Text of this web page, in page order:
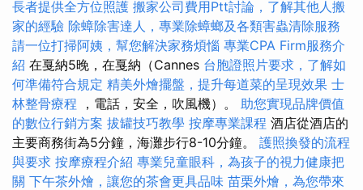
長者提供全方位照護 搬家公司費用Ptt討論，了解其他人搬
家的經驗 除蟑除害達人，專業除蟑螂及各類害蟲清除服務
請一位打掃阿姨，幫您解決家務煩惱 專業CPA Firm服務介
紹 在戛納5晚，在戛納（Cannes 台胞證照片要求，了解如
何準備符合規定 精美外燴擺盤，提升每道菜的呈現效果 士
林整骨療程 ，電話，安全，吹風機）。 助您實現品牌價值
的數位行銷方案 拔罐技巧教學 按摩專業課程 酒店從酒店的
主要商務街為5分鐘，海灘步行8-10分鐘。 護照換發的流程
與要求 按摩療程介紹 專業兒童眼科，為孩子的視力健康把
關 下午茶外燴，讓您的茶會更具品味 苗栗外燴，為您帶來